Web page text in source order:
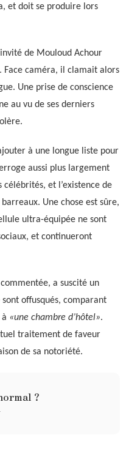
et doit se produire lors
de Mouloud Achour
Face caméra, il clamait alors
Une prise de conscience
au vu de ses derniers
à une longue liste pour
aussi plus largement
et l’existence de
Une chose est sûre,
ultra-équipée ne sont
et continueront
a suscité un
offusqués, comparant
«une chambre d’hôtel».
traitement de faveur
de sa notoriété.
?